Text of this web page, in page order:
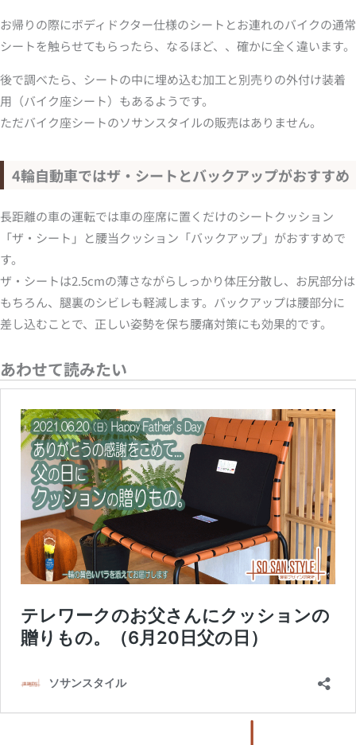
お帰りの際にボディドクター仕様のシートとお連れのバイクの通常
シートを触らせてもらったら、なるほど、、確かに全く違います。
後で調べたら、シートの中に埋め込む加工と別売りの外付け装着
用（バイク座シート）もあるようです。
ただバイク座シートのソサンスタイルの販売はありません。
4輪自動車ではザ・シートとバックアップがおすすめ
長距離の車の運転では車の座席に置くだけのシートクッション
「ザ・シート」と腰当クッション「バックアップ」がおすすめで
す。
ザ・シートは2.5cmの薄さながらしっかり体圧分散し、お尻部分は
もちろん、腿裏のシビレも軽減します。バックアップは腰部分に
差し込むことで、正しい姿勢を保ち腰痛対策にも効果的です。
あわせて読みたい